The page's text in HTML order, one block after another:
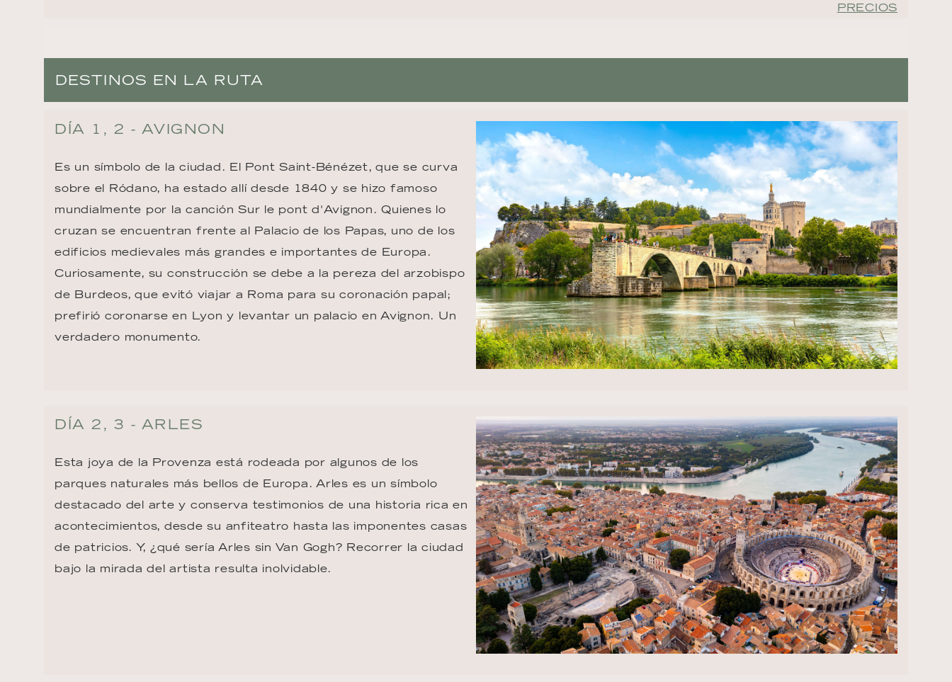
PRECIOS
DESTINOS EN LA RUTA
DÍA 1, 2 - AVIGNON
Es un símbolo de la ciudad. El Pont Saint-Bénézet, que se curva
sobre el Ródano, ha estado allí desde 1840 y se hizo famoso
mundialmente por la canción Sur le pont d'Avignon. Quienes lo
cruzan se encuentran frente al Palacio de los Papas, uno de los
edificios medievales más grandes e importantes de Europa.
Curiosamente, su construcción se debe a la pereza del arzobispo
de Burdeos, que evitó viajar a Roma para su coronación papal;
prefirió coronarse en Lyon y levantar un palacio en Avignon. Un
verdadero monumento.
DÍA 2, 3 - ARLES
Esta joya de la Provenza está rodeada por algunos de los
parques naturales más bellos de Europa. Arles es un símbolo
destacado del arte y conserva testimonios de una historia rica en
acontecimientos, desde su anfiteatro hasta las imponentes casas
de patricios. Y, ¿qué sería Arles sin Van Gogh? Recorrer la ciudad
bajo la mirada del artista resulta inolvidable.